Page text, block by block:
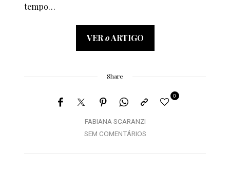
tempo…
VER oARTIGO
Share
FABIANA SCARANZI
0
SEM COMENTÁRIOS